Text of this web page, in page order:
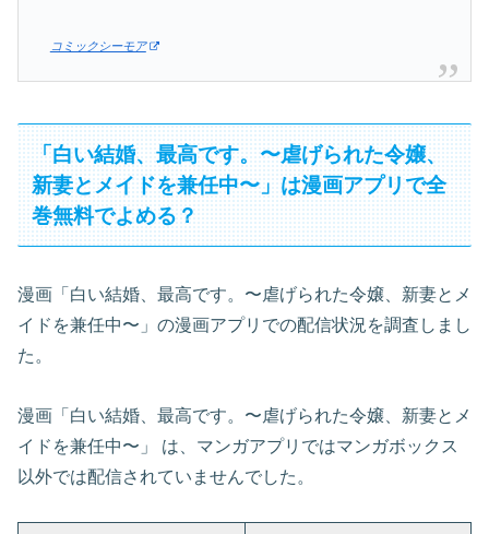
コミックシーモア
「白い結婚、最高です。〜虐げられた令嬢、
新妻とメイドを兼任中〜」は漫画アプリで全
巻無料でよめる？
漫画「白い結婚、最高です。〜虐げられた令嬢、新妻とメ
イドを兼任中〜」の漫画アプリでの配信状況を調査しまし
た。
漫画「白い結婚、最高です。〜虐げられた令嬢、新妻とメ
イドを兼任中〜」 は、マンガアプリではマンガボックス
以外では配信されていませんでした。